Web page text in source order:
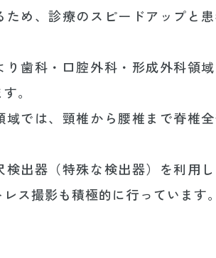
ため、診療のスピードアップと
り歯科・口腔外科・形成外科領
。
域では、頸椎から腰椎まで脊椎
検出器（特殊な検出器）を利用
ス撮影も積極的に行っています。